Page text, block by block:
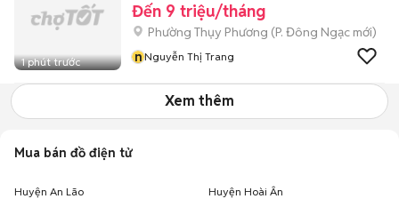
1 phút trước
Đến 9 triệu/tháng
Phường Thụy Phương (P. Đông Ngạc mới)
nNguyễn Thị Trang
Xem thêm
Mua bán đồ điện tử
Huyện An Lão Huyện Hoài Ân